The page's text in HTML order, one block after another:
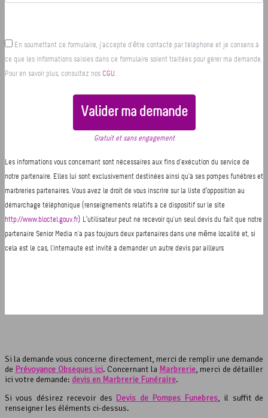
Si la demande vous concerne directement, merci de remplir une demande
de Prévoyance Obsèques ici. Concernant la Marbrerie, merci de détailler
ici votre demande: devis en Marbrerie Funéraire.
Si vous désirez recevoir des Devis de Pompes Funèbres, il suffit de
renseigner les éléments ci-dessus.